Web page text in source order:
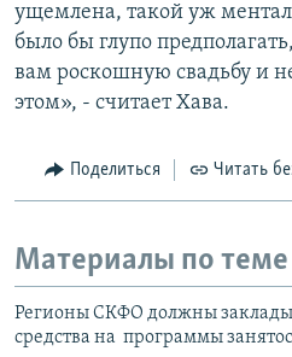
ущемлена, такой уж
было бы глупо
вам роскошную свадьбу и
этом», - считает Хава.
Поделиться Читать
Материалы по теме
Регионы СКФО должны
средства на программы